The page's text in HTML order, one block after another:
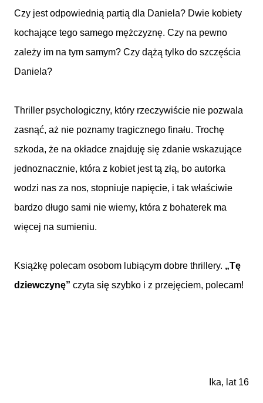
Czy jest odpowiednią partią dla Daniela? Dwie kobiety
kochające tego samego mężczyznę. Czy na pewno
zależy im na tym samym? Czy dążą tylko do szczęścia
Daniela?
Thriller psychologiczny, który rzeczywiście nie pozwala
zasnąć, aż nie poznamy tragicznego finału. Trochę
szkoda, że na okładce znajduję się zdanie wskazujące
jednoznacznie, która z kobiet jest tą złą, bo autorka
wodzi nas za nos, stopniuje napięcie, i tak właściwie
bardzo długo sami nie wiemy, która z bohaterek ma
więcej na sumieniu.
Książkę polecam osobom lubiącym dobre thrillery. „Tę
dziewczynę” czyta się szybko i z przejęciem, polecam!
Ika, lat 16